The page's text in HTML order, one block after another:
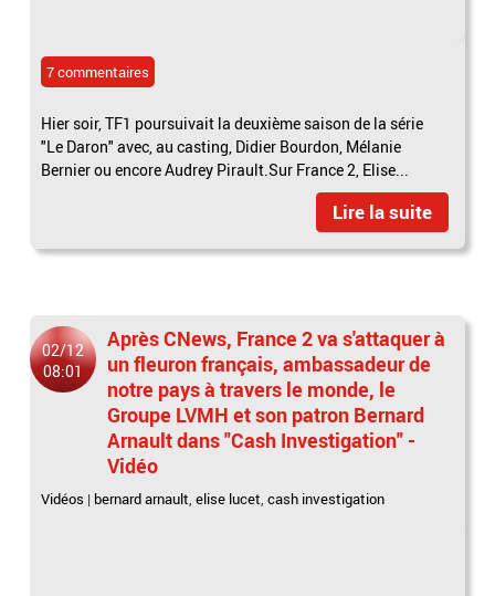
7 commentaires
Hier soir, TF1 poursuivait la deuxième saison de la série
"Le Daron" avec, au casting, Didier Bourdon, Mélanie
Bernier ou encore Audrey Pirault.Sur France 2, Elise...
Lire la suite
02/12
08:01
Après CNews, France 2 va s'attaquer à
un fleuron français, ambassadeur de
notre pays à travers le monde, le
Groupe LVMH et son patron Bernard
Arnault dans "Cash Investigation" -
Vidéo
Vidéos | bernard arnault,elise lucet,cash investigation